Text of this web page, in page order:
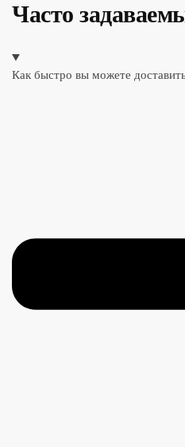
Часто
Как быстро вы можете